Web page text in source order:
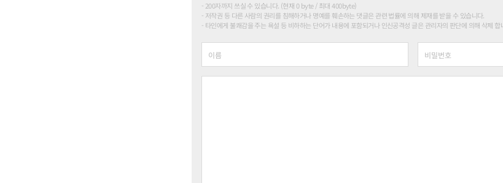
200자까지 쓰실 수 있습니다. (현재 0 byte / 최대 400byte)
저작권 등 다른 사람의 권리를 침해하거나 명예를 훼손하는 댓글은 관련 법률에 의해 제재를 받을 수 있습니다.
타인에게 불쾌감을 주는 욕설 등 비하하는 단어가 내용에 포함되거나 인신공격성 글은 관리자의 판단에 의해 삭제 합